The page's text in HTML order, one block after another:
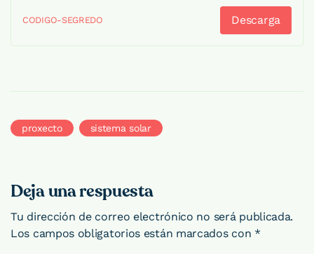
CODIGO-SEGREDO Descarga
proxecto sistema solar
Deja una respuesta
Tu dirección de correo electrónico no será publicada.
Los campos obligatorios están marcados con *